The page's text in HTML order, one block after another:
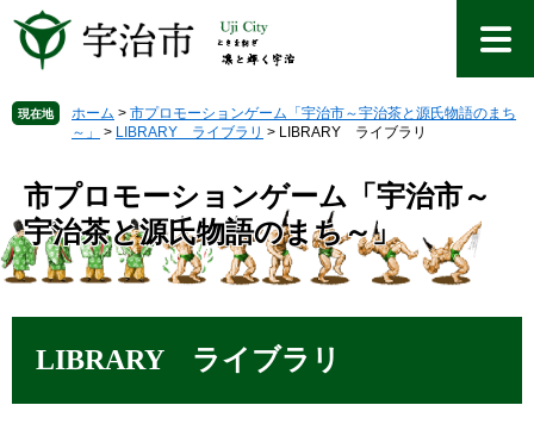
先を
本
文
へ
現在地 ホーム > 市プロモーションゲーム「宇治市～宇治茶と源氏物語のまち
～」
> LIBRARY ライブラリ > LIBRARY ライブラリ
市プロモーションゲーム「宇治市～
宇治茶と源氏物語のまち～」
LIBRARY ライブラリ